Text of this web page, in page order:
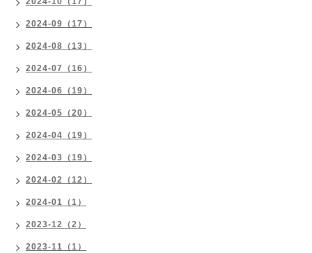
2024-09（17）
2024-08（13）
2024-07（16）
2024-06（19）
2024-05（20）
2024-04（19）
2024-03（19）
2024-02（12）
2024-01（1）
2023-12（2）
2023-11（1）